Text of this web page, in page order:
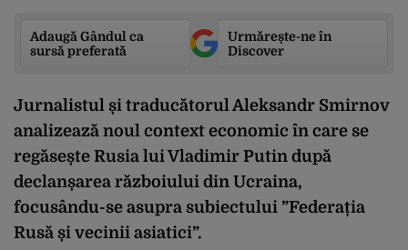
Adaugă Gândul ca
sursă preferată
Urmărește-ne în
Discover
Jurnalistul și traducătorul Aleksandr Smirnov
analizează noul context economic în care se
regăsește Rusia lui Vladimir Putin după
declanșarea războiului din Ucraina,
focusându-se asupra subiectului ”Federația
Rusă și vecinii asiatici”.